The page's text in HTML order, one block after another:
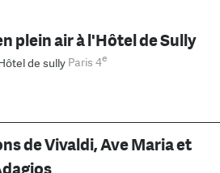
plein air à l'Hôtel de Sully
de sully Paris 4e
de Vivaldi, Ave Maria et